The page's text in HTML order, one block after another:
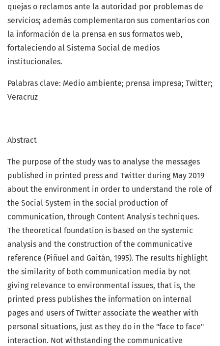
quejas o reclamos ante la autoridad por problemas de
servicios; además complementaron sus comentarios con
la información de la prensa en sus formatos web,
fortaleciendo al Sistema Social de medios
institucionales.
Palabras clave: Medio ambiente; prensa impresa; Twitter;
Veracruz
Abstract
The purpose of the study was to analyse the messages
published in printed press and Twitter during May 2019
about the environment in order to understand the role of
the Social System in the social production of
communication, through Content Analysis techniques.
The theoretical foundation is based on the systemic
analysis and the construction of the communicative
reference (Piñuel and Gaitán, 1995). The results highlight
the similarity of both communication media by not
giving relevance to environmental issues, that is, the
printed press publishes the information on internal
pages and users of Twitter associate the weather with
personal situations, just as they do in the "face to face"
interaction. Not withstanding the communicative